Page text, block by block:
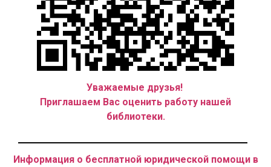
Уважаемые друзья!
Приглашаем Вас оценить работу нашей
библиотеки.
Информация о бесплатной юридической помощи в